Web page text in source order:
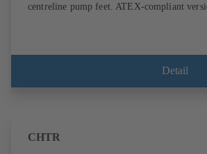
centreline pump feet. ATEX-compliant
Detail
CHTR